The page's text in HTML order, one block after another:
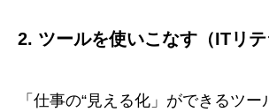
2. ツールを使いこなす（ITリテ
「仕事の“見える化」ができるツー